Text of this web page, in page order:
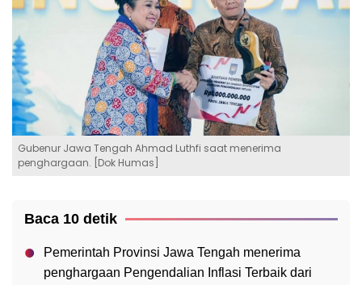
Gubenur Jawa Tengah Ahmad Luthfi saat menerima
penghargaan. [Dok Humas]
Baca 10 detik
Pemerintah Provinsi Jawa Tengah menerima
penghargaan Pengendalian Inflasi Terbaik dari